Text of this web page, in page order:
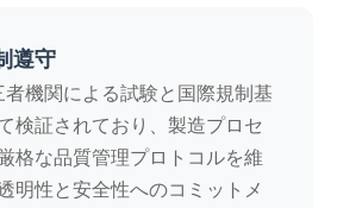
遵守
機関による試験と国際規制基
検証されており、製造プロセ
格な品質管理プロトコルを維
明性と安全性へのコミットメ